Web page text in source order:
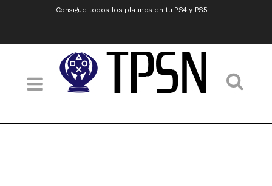
Consigue todos los platinos en tu PS4 y PS5